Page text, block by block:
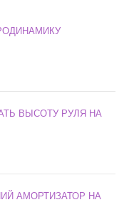
ВЫСОТУ РУЛЯ НА
АМОРТИЗАТОР НА